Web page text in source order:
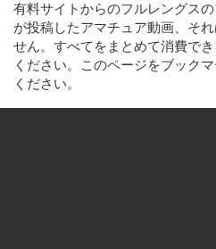
有料サイトからのフルレングス
が投稿したアマチュア動画、そ
せん。すべてをまとめて消費で
ください。このページをブック
ください。